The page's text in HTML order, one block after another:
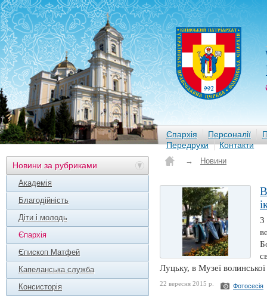
Єпархія Персоналії
Передруки
Контакти
Новини за рубриками
Академія
Благодійність
Діти і молодь
Єпархія
Єпископ Матфей
Капеланська служба
Консисторія
→ Новини
З
Луцьку, в Музеї волинської
22 вересня 2015 р. Фотосесія